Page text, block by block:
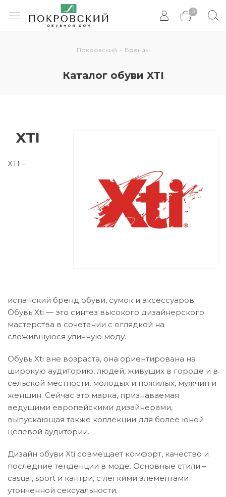
0
Покровский - Бренды
Каталог обуви XTI
XTI
XTI –
испанский бренд обуви, сумок и аксессуаров.
Обувь Xti — это синтез высокого дизайнерского
мастерства в сочетании с оглядкой на
сложившуюся уличную моду.
Обувь Xti вне возраста, она ориентирована на
широкую аудиторию, людей, живущих в городе и в
сельской местности, молодых и пожилых, мужчин и
женщин. Сейчас это марка, признаваемая
ведущими европейскими дизайнерами,
выпускающая также коллекции для более юной
целевой аудитории.
Дизайн обуви Xti совмещает комфорт, качество и
последние тенденции в моде. Основные стили –
casual, sport и кантри, с легкими элементами
утонченной сексуальности.